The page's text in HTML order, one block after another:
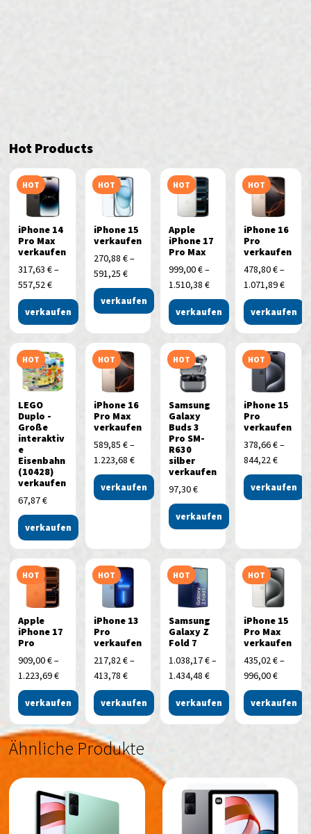
Hot Products
HOT
iPhone 14
Pro Max
verkaufen
317,63€–
557,52€
verkaufen
HOT
iPhone 15
verkaufen
270,88 €–
591,25 €
verkaufen
HOT
Apple
iPhone 17
Pro Max
999,00€–
1.510,38 €
verkaufen
HOT
iPhone 16
Pro
verkaufen
478,80€–
1.071,89€
verkaufen
HOT
LEGO
Duplo -
Große
interaktiv
e
Eisenbahn
(10428)
verkaufen
67,87€
verkaufen
HOT
iPhone 16
Pro Max
verkaufen
589,85 €–
1.223,68 €
verkaufen
HOT
Samsung
Galaxy
Buds 3
Pro SM-
R630
silber
verkaufen
97,30€
verkaufen
HOT
iPhone 15
Pro
verkaufen
378,66€–
844,22€
verkaufen
HOT
Apple
iPhone 17
Pro
909,00€–
1.223,69€
verkaufen
HOT
iPhone 13
Pro
verkaufen
217,82 €–
413,78 €
verkaufen
HOT
Samsung
Galaxy Z
Fold 7
1.038,17€–
1.434,48 €
verkaufen
HOT
iPhone 15
Pro Max
verkaufen
435,02€–
996,00€
verkaufen
Ähnliche Produkte